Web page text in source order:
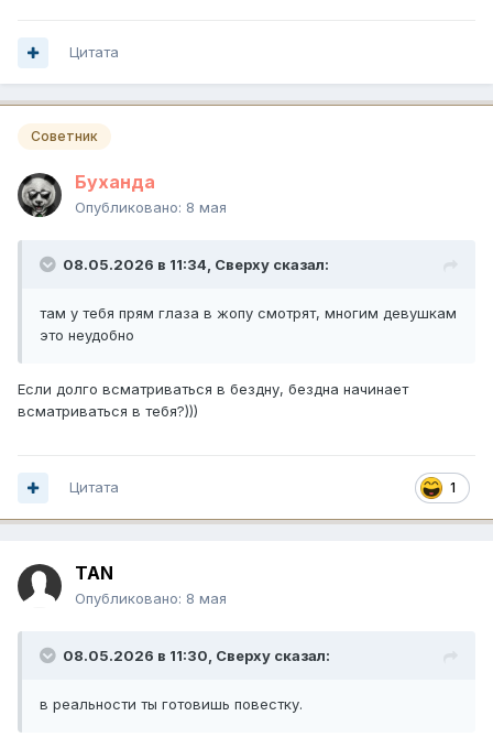
Цитата
Советник
Буханда
Опубликовано: 8 мая
08.05.2026 в 11:34, Сверху сказал:
там у тебя прям глаза в жопу смотрят, многим девушкам
это неудобно
Если долго всматриваться в бездну, бездна начинает
всматриваться в тебя?)))
1
Цитата
TAN
Опубликовано: 8 мая
08.05.2026 в 11:30, Сверху сказал:
в реальности ты готовишь повестку.